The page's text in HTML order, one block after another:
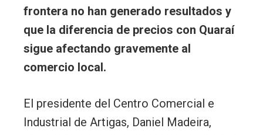
frontera no han generado resultados y
que la diferencia de precios con Quaraí
sigue afectando gravemente al
comercio local.
El presidente del Centro Comercial e
Industrial de Artigas, Daniel Madeira,